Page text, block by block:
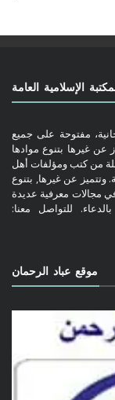
الإسلامية العامة
مفتوحة على جميع
عن غيرها بتنوع موادها
من كتب ومؤلفات أهل
وتتميز عن غيرها, بتنوع
مجالات معرفية عديدة
للتواصل معنا:
موقع عباد الرحمان